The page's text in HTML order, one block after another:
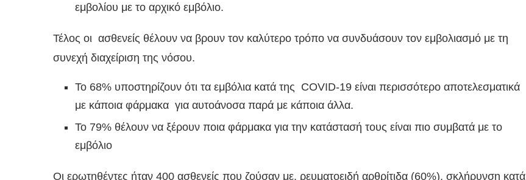
εμβολίου με το αρχικό εμβόλιο.
Τέλος οι ασθενείς θέλουν να βρουν τον καλύτερο τρόπο να συνδυάσουν τον εμβολιασμό με τη
συνεχή διαχείριση της νόσου.
Το 68% υποστηρίζουν ότι τα εμβόλια κατά της COVID-19 είναι περισσότερο αποτελεσματικά
με κάποια φάρμακα για αυτοάνοσα παρά με κάποια άλλα.
Το 79% θέλουν να ξέρουν ποια φάρμακα για την κατάστασή τους είναι πιο συμβατά με το
εμβόλιο
Οι ερωτηθέντες ήταν 400 ασθενείς που ζούσαν με, ρευματοειδή αρθρίτιδα (60%), σκλήρυνση κατά